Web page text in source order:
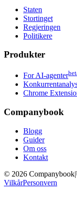
Staten
Stortinget
Regjeringen
Politikere
Produkter
For AI-agenter
Chrome
Companybook
Blogg
Guider
Om oss
Kontakt
© 2026 Companybook|
VilkårPersonvern